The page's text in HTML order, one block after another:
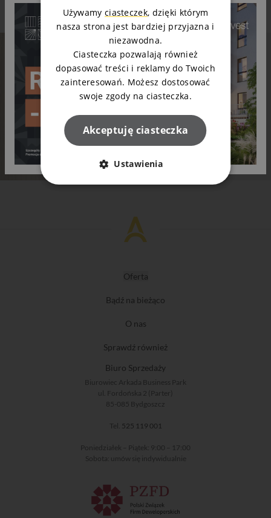
Mieszkanie Twoich marzeń? Napisz do nas!
Wioleta lub Marek odpowiedzą na Twoje pytania
Zapytaj o mieszkanie
Oferta
Bądź na bieżąco
O nas
Sprawdź również
Biuro Sprzedaży
Biurowiec Arkada Business Park
ul. Fordońska 2 (Parter)
85-085 Bydgoszcz
Tel. 525 119 001
Poniedziałek – Piątek: 9:00 – 17:00
Sobota: umów się indywidualnie
Używamy ciasteczek, dzięki którym
nasza strona jest bardziej przyjazna i
niezawodna.
Ciasteczka pozwalają również
dopasować treści i reklamy do Twoich
zainteresowań. Możesz dostosować
swoje zgody na ciasteczka.
Akceptuję ciasteczka
Ustawienia